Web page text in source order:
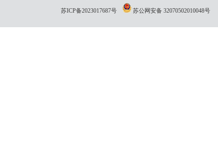
苏ICP备2023017687号 苏公网安备 32070502010048号